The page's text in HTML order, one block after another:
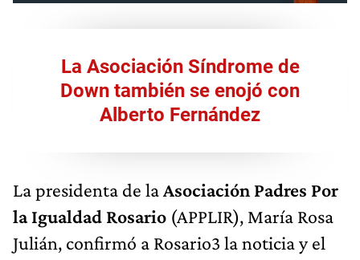
La Asociación Síndrome de
Down también se enojó con
Alberto Fernández
La presidenta de laAsociación Padres Por
la Igualdad Rosario (APPLIR), María Rosa
Julián, confirmó a Rosario3 la noticia y el